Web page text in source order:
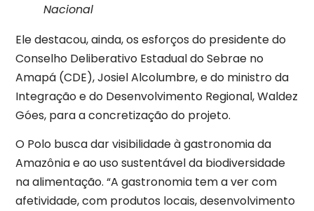
Nacional
Ele destacou, ainda, os esforços do presidente do
Conselho Deliberativo Estadual do Sebrae no
Amapá (CDE), Josiel Alcolumbre, e do ministro da
Integração e do Desenvolvimento Regional, Waldez
Góes, para a concretização do projeto.
O Polo busca dar visibilidade à gastronomia da
Amazônia e ao uso sustentável da biodiversidade
na alimentação. “A gastronomia tem a ver com
afetividade, com produtos locais, desenvolvimento